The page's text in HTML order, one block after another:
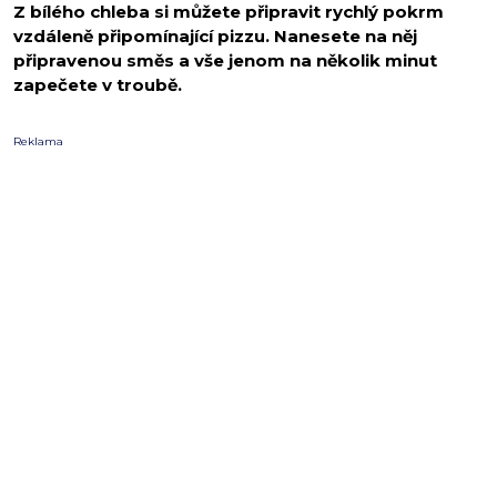
Z bílého chleba si můžete připravit rychlý pokrm
vzdáleně připomínající pizzu. Nanesete na něj
připravenou směs a vše jenom na několik minut
zapečete v troubě.
Reklama